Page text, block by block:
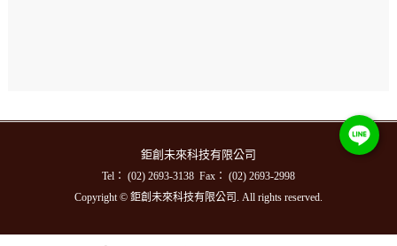
鉅創未來科技有限公司
Tel： (02) 2693-3138 Fax： (02) 2693-2998
Copyright © 鉅創未來科技有限公司. All rights reserved.